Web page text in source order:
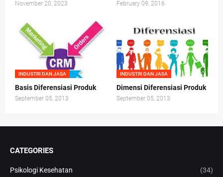
November 20, 2023 February 09, 2016
INDUSTRI DAN JASA
Basis Diferensiasi Produk
September 05, 2013
INDUSTRI DAN JASA
Dimensi Diferensiasi Produk
September 05, 2013
CATEGORIES
Psikologi Kesehatan (34)